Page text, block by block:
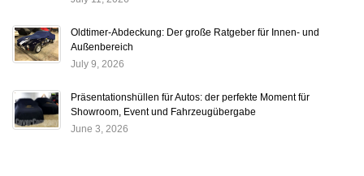
Oldtimer-Abdeckung: Der große Ratgeber für Innen- und
Außenbereich
July 9, 2026
Präsentationshüllen für Autos: der perfekte Moment für
Showroom, Event und Fahrzeugübergabe
June 3, 2026